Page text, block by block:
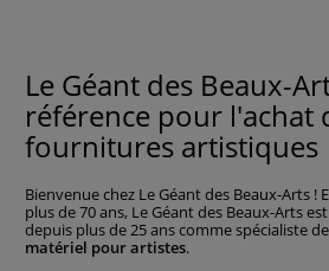
Le Géant des Beaux-
référence pour l'achat
fournitures artistiques
Bienvenue chez Le Géant des Beaux-Arts !
plus de 70 ans, Le Géant des Beaux-Arts
depuis plus de 25 ans comme spécialiste
matériel pour artistes.